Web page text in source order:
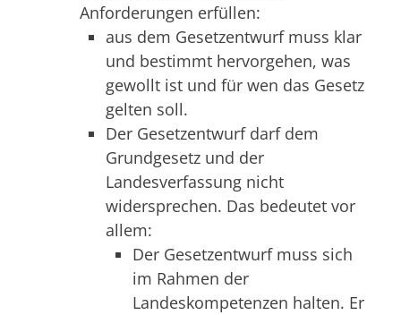
Anforderungen erfüllen:
aus dem Gesetzentwurf muss klar
und bestimmt hervorgehen, was
gewollt ist und für wen das Gesetz
gelten soll.
Der Gesetzentwurf darf dem
Grundgesetz und der
Landesverfassung nicht
widersprechen. Das bedeutet vor
allem:
Der Gesetzentwurf muss sich
im Rahmen der
Landeskompetenzen halten. Er